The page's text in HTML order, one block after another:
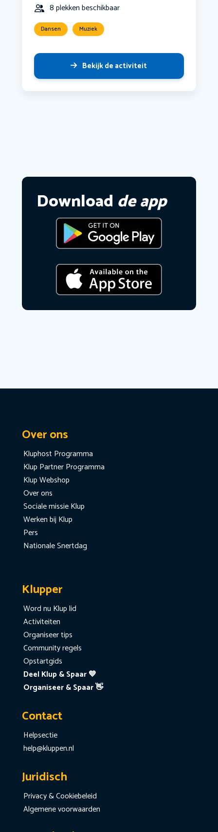
8 plekken beschikbaar
Dansen Muziek
Bekijk de activiteit
Download de app
Over ons
Kluphost Programma
Klup Partner Programma
Klup Webshop
Over ons
Sociale missie Klup
Werken bij Klup
Pers
Nationale Snertdag
Klupper
Word nu Klup lid
Activiteiten
Organiseer tips
Community regels
Opstartgids
Deel Klup & Spaar 💙
Organiseer & Spaar 👋
Contact
Helpsectie
help@kluppen.nl
Juridisch
Privacy & Cookiebeleid
Algemene voorwaarden